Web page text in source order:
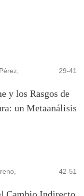
29-41
y los Rasgos de
un Metaanálisis
42-51